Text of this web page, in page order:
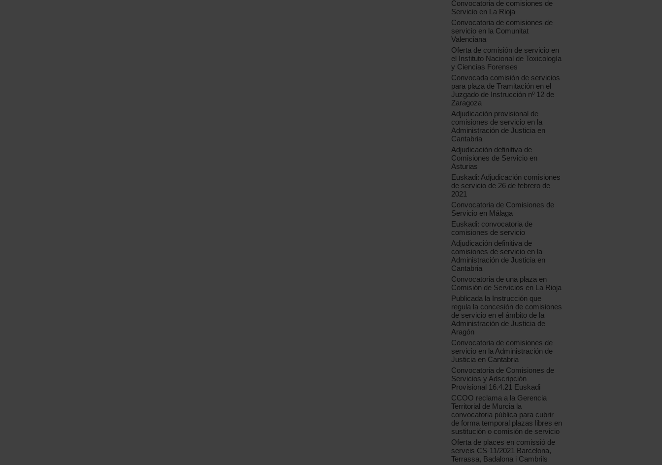
Convocatoria de comisiones de
Servicio en La Rioja
Convocatoria de comisiones de
servicio en la Comunitat
Valenciana
Oferta de comisión de servicio en
el Instituto Nacional de Toxicología
y Ciencias Forenses
Convocada comisión de servicios
para plaza de Tramitación en el
Juzgado de Instrucción nº 12 de
Zaragoza
Adjudicación provisional de
comisiones de servicio en la
Administración de Justicia en
Cantabria
Adjudicación definitiva de
Comisiones de Servicio en
Asturias
Euskadi: Adjudicación comisiones
de servicio de 26 de febrero de
2021
Convocatoria de Comisiones de
Servicio en Málaga
Euskadi: convocatoria de
comisiones de servicio
Adjudicación definitiva de
comisiones de servicio en la
Administración de Justicia en
Cantabria
Convocatoria de una plaza en
Comisión de Servicios en La Rioja
Publicada la Instrucción que
regula la concesión de comisiones
de servicio en el ámbito de la
Administración de Justicia de
Aragón
Convocatoria de comisiones de
servicio en la Administración de
Justicia en Cantabria
Convocatoria de Comisiones de
Servicios y Adscripción
Provisional 16.4.21 Euskadi
CCOO reclama a la Gerencia
Territorial de Murcia la
convocatoria pública para cubrir
de forma temporal plazas libres en
sustitución o comisión de servicio
Oferta de places en comissió de
serveis CS-11/2021 Barcelona,
Terrassa, Badalona i Cambrils